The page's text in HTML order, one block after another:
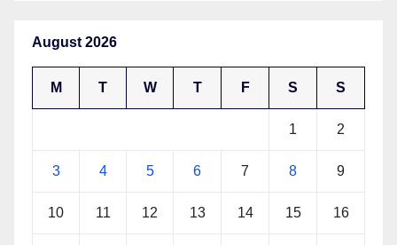
August 2026
M T W T F S S
1 2
3 4 5 6 7 8 9
10 11 12 13 14 15 16